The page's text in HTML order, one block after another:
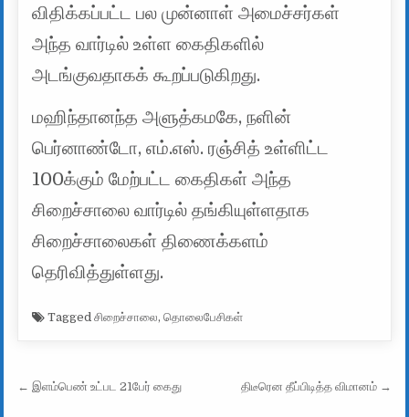
விதிக்கப்பட்ட பல முன்னாள் அமைச்சர்கள்
அந்த வார்டில் உள்ள கைதிகளில்
அடங்குவதாகக் கூறப்படுகிறது.
மஹிந்தானந்த அளுத்கமகே, நளின்
பெர்னாண்டோ, எம்.எஸ். ரஞ்சித் உள்ளிட்ட
100க்கும் மேற்பட்ட கைதிகள் அந்த
சிறைச்சாலை வார்டில் தங்கியுள்ளதாக
சிறைச்சாலைகள் திணைக்களம்
தெரிவித்துள்ளது.
Taggedசிறைச்சாலை,தொலைபேசிகள்
Post navigation
← இளம்பெண் உட்பட 21பேர் கைது திடீரென தீப்பிடித்த விமானம் →